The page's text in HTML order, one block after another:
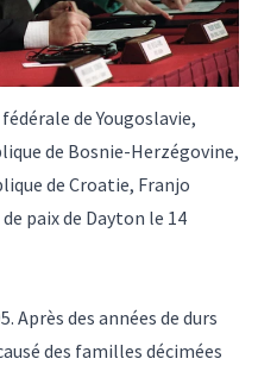
de Yougoslavie,
de Bosnie-Herzégovine,
de Croatie, Franjo
paix de Dayton le 14
Après des années de durs
des familles décimées